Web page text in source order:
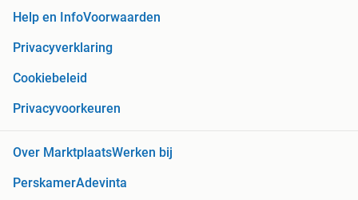
Help en InfoVoorwaarden
Privacyverklaring
Cookiebeleid
Privacyvoorkeuren
Over MarktplaatsWerken bij
PerskamerAdevinta